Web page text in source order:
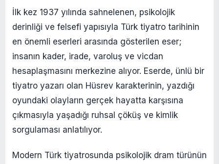
İlk kez 1937 yılında sahnelenen, psikolojik
derinliği ve felsefi yapısıyla Türk tiyatro tarihinin
en önemli eserleri arasında gösterilen eser;
insanın kader, irade, varoluş ve vicdan
hesaplaşmasını merkezine alıyor. Eserde, ünlü bir
tiyatro yazarı olan Hüsrev karakterinin, yazdığı
oyundaki olayların gerçek hayatta karşısına
çıkmasıyla yaşadığı ruhsal çöküş ve kimlik
sorgulaması anlatılıyor.
Modern Türk tiyatrosunda psikolojik dram türünün